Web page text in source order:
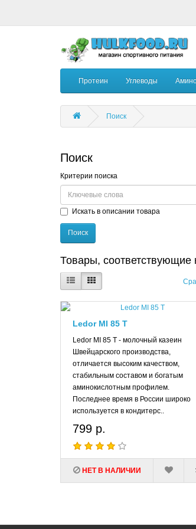
Протеин Углеводы
Поиск
Поиск
Критерии поиска
Искать в описании товара
Товары, соответствующие
Ledor MI 85 T
Ledor MI 85 T - молочный казеин
Швейцарского производства,
отличается высоким качеством,
стабильным составом и богатым
аминокислотным профилем.
Последнее время в России широко
используется в кондитерс..
799 р.
НЕТ В НАЛИЧИИ